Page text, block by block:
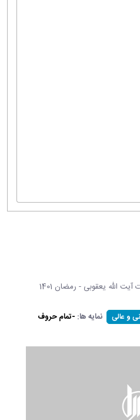
الله یعقوبی - رمضان 1401
و عالی نمایه ها: -تمام حروف